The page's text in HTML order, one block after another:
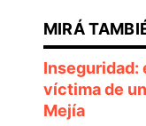
Inseguridad:
víctima de
Mejía